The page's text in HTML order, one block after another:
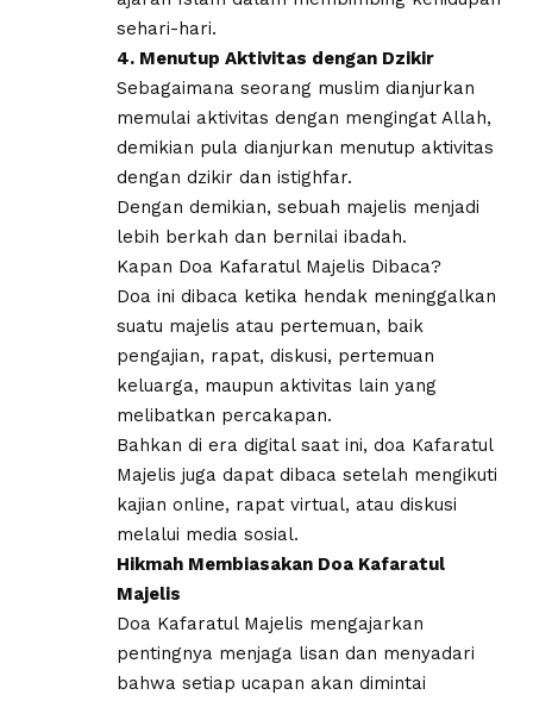
sehari-hari.
4. Menutup Aktivitas dengan Dzikir
Sebagaimana seorang muslim dianjurkan
memulai aktivitas dengan mengingat Allah,
demikian pula dianjurkan menutup aktivitas
dengan dzikir dan istighfar.
Dengan demikian, sebuah majelis menjadi
lebih berkah dan bernilai ibadah.
Kapan Doa Kafaratul Majelis Dibaca?
Doa ini dibaca ketika hendak meninggalkan
suatu majelis atau pertemuan, baik
pengajian, rapat, diskusi, pertemuan
keluarga, maupun aktivitas lain yang
melibatkan percakapan.
Bahkan di era digital saat ini, doa Kafaratul
Majelis juga dapat dibaca setelah mengikuti
kajian online, rapat virtual, atau diskusi
melalui media sosial.
Hikmah Membiasakan Doa Kafaratul
Majelis
Doa Kafaratul Majelis mengajarkan
pentingnya menjaga lisan dan menyadari
bahwa setiap ucapan akan dimintai